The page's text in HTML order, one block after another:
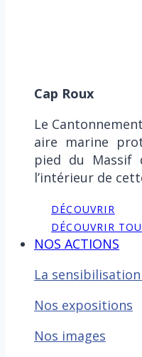
Cap Roux
Le
aire marine
pied du Massif
l’intérieur de
DÉCOUVRIR
DÉCOUVRIR
NOS ACTIONS
La
Nos expositions
Nos images